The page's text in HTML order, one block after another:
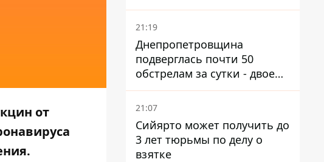
от
21:19
Днепропетровщина
подверглась почти 50
обстрелам за сутки - двое
погибших, шесть
пострадавших
21:07
Сийярто может получить до
3 лет тюрьмы по делу о
взятке